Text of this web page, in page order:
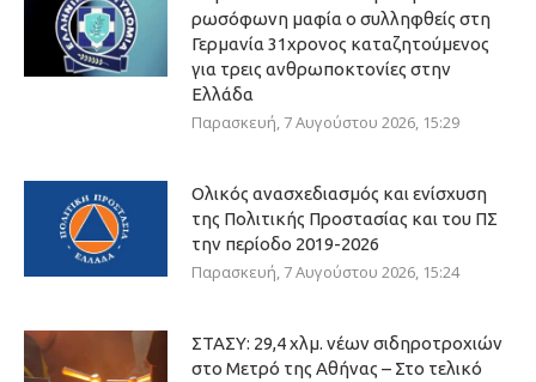
ρωσόφωνη μαφία ο συλληφθείς στη
Γερμανία 31χρονος καταζητούμενος
για τρεις ανθρωποκτονίες στην
Ελλάδα
Παρασκευή, 7 Αυγούστου 2026, 15:29
Ολικός ανασχεδιασμός και ενίσχυση
της Πολιτικής Προστασίας και του ΠΣ
την περίοδο 2019-2026
Παρασκευή, 7 Αυγούστου 2026, 15:24
ΣΤΑΣΥ: 29,4 χλμ. νέων σιδηροτροχιών
στο Μετρό της Αθήνας – Στο τελικό